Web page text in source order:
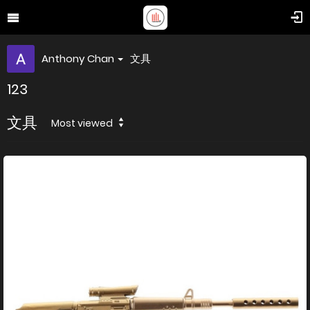
Anthony Chan 文具
123
文具 Most viewed